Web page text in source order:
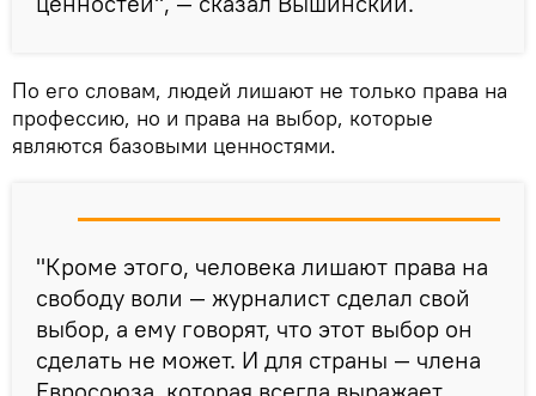
По его словам, людей лишают не только права на
профессию, но и права на выбор, которые
являются базовыми ценностями.
"Кроме этого, человека лишают права на
свободу воли — журналист сделал свой
выбор, а ему говорят, что этот выбор он
сделать не может. И для страны — члена